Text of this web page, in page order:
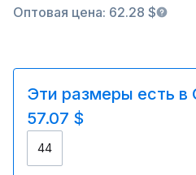
Оптовая цена: 62.28 $
Эти размеры есть в
57.07 $
44